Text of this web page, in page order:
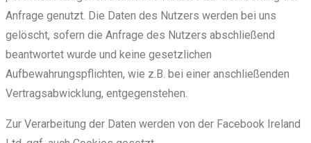
Anfrage genutzt. Die Daten des Nutzers werden bei uns
gelöscht, sofern die Anfrage des Nutzers abschließend
beantwortet wurde und keine gesetzlichen
Aufbewahrungspflichten, wie z.B. bei einer anschließenden
Vertragsabwicklung, entgegenstehen.
Zur Verarbeitung der Daten werden von der Facebook Ireland